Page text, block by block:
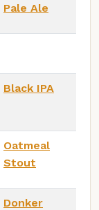
Pale Ale
Black IPA
Oatmeal
Stout
Donker